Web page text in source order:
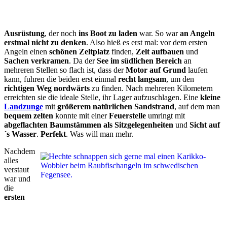
Ausrüstung, der noch ins Boot zu laden war. So waran Angeln
erstmal nicht zu denken. Also hieß es erst mal: vor dem ersten
Angeln einen schönen Zeltplatz finden, Zelt aufbauen und
Sachen verkramen. Da derSee im südlichen Bereich an
mehreren Stellen so flach ist, dass derMotor auf Grund laufen
kann, fuhren die beiden erst einmal recht langsam, um den
richtigen Weg nordwärts zu finden. Nach mehreren Kilometern
erreichten sie die ideale Stelle, ihr Lager aufzuschlagen. Eine kleine
Landzunge mit größerem natürlichen Sandstrand, auf dem man
bequem zelten konnte mit einerFeuerstelle umringt mit
abgeflachten Baumstämmen als Sitzgelegenheiten und Sicht auf
´s Wasser. Perfekt. Was will man mehr.
Nachdem
alles
verstaut
war und
die
ersten